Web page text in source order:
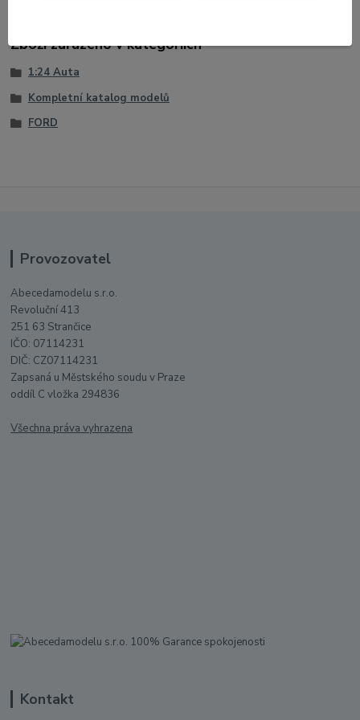
Zboží zařazeno v kategoriích
1:24 Auta
Kompletní katalog modelů
FORD
Provozovatel
Abecedamodelu s.r.o.
Revoluční 413
251 63 Strančice
IČO: 07114231
DIČ: CZ07114231
Zapsaná u Městského soudu v Praze
oddíl C vložka 294836
Všechna práva vyhrazena
Kontakt